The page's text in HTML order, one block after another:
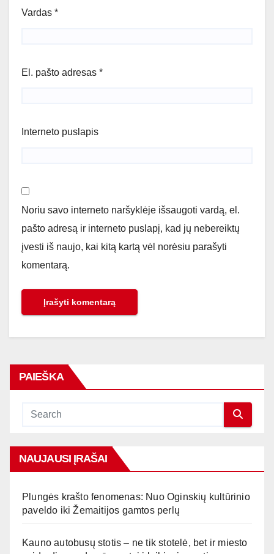
Vardas *
El. pašto adresas *
Interneto puslapis
Noriu savo interneto naršyklėje išsaugoti vardą, el.
pašto adresą ir interneto puslapį, kad jų nebereiktų
įvesti iš naujo, kai kitą kartą vėl norėsiu parašyti
komentarą.
PAIEŠKA
NAUJAUSI ĮRAŠAI
Plungės krašto fenomenas: Nuo Oginskių kultūrinio
paveldo iki Žemaitijos gamtos perlų
Kauno autobusų stotis – ne tik stotelė, bet ir miesto